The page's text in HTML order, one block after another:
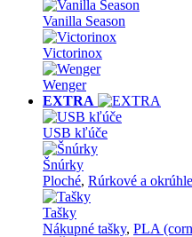
Vanilla Season
Victorinox
Wenger
EXTRA
USB kľúče
Šnúrky
Ploché, Rúrkové a okrúhle
Tašky
Nákupné tašky, PLA